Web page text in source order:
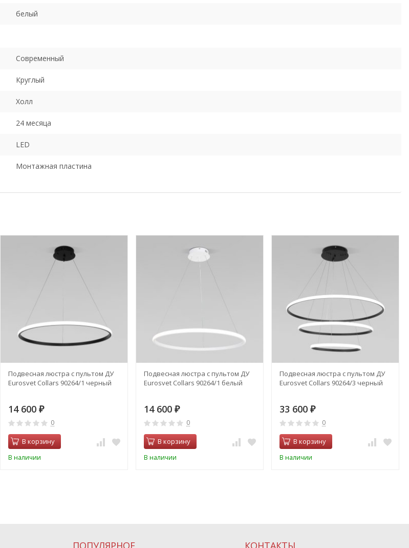
белый
Современный
Круглый
Холл
24 месяца
LED
Монтажная пластина
Подвесная люстра с пультом ДУ
Eurosvet Collars 90264/1 черный
14 600 ₽
0
В корзину
В наличии
Подвесная люстра с пультом ДУ
Eurosvet Collars 90264/1 белый
14 600 ₽
0
В корзину
В наличии
Подвесная люстра с пультом ДУ
Eurosvet Collars 90264/3 черный
33 600 ₽
0
В корзину
В наличии